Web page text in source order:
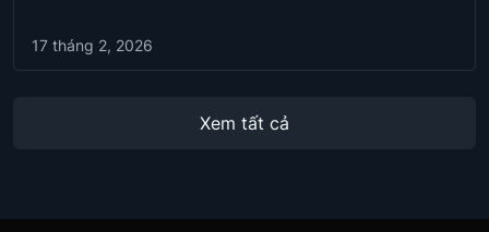
17 tháng 2, 2026
Xem tất cả